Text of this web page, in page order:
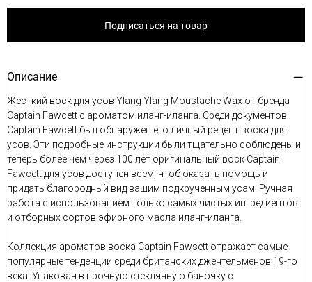
Подписаться на товар
Описание
Жесткий воск для усов Ylang Ylang Moustache Wax от бренда
Captain Fawcett с ароматом иланг-иланга. Среди документов
Captain Fawcett был обнаружен его личный рецепт воска для
усов. Эти подробные инструкции были тщательно соблюдены и
теперь более чем через 100 лет оригинальный воск Captain
Fawcett для усов доступен всем, чтоб оказать помощь и
придать благородный вид вашим подкрученным усам. Ручная
работа с использованием только самых чистых ингредиентов
и отборных сортов эфирного масла иланг-иланга.
Коллекция ароматов воска Сaptain Fawsett отражает самые
популярные тенденции среди британских джентельменов 19-го
века. Упакован в прочную стеклянную баночку с